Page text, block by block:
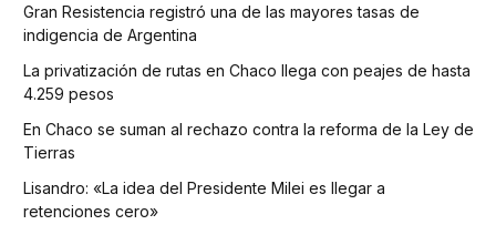
Gran Resistencia registró una de las mayores tasas de
indigencia de Argentina
La privatización de rutas en Chaco llega con peajes de hasta
4.259 pesos
En Chaco se suman al rechazo contra la reforma de la Ley de
Tierras
Lisandro: «La idea del Presidente Milei es llegar a
retenciones cero»